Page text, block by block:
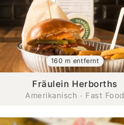
Fräulein Herborths
Amerikanisch · Fast Food
160 m entfernt